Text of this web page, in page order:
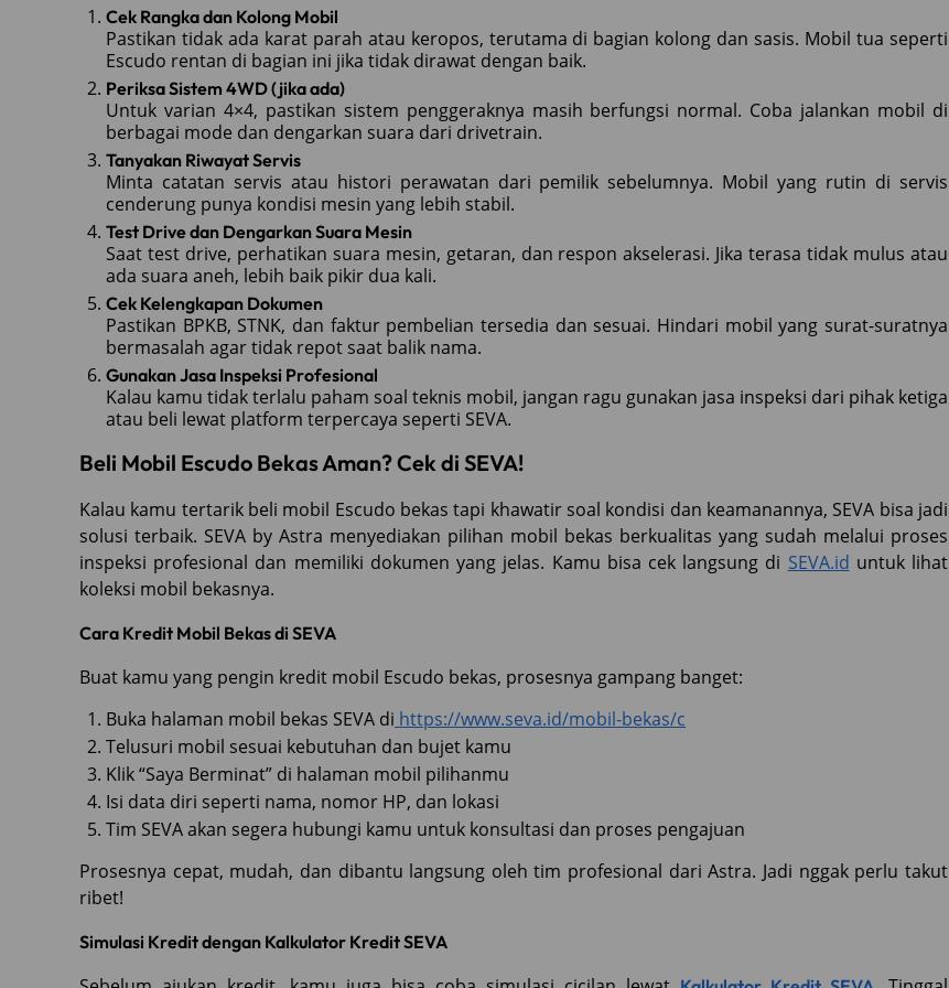
Cek Rangka dan Kolong Mobil
Pastikan tidak ada karat parah atau keropos, terutama di bagian kolong dan sasis. Mobil tua seperti
Escudo rentan di bagian ini jika tidak dirawat dengan baik.
Periksa Sistem 4WD (jika ada)
Untuk varian 4×4, pastikan sistem penggeraknya masih berfungsi normal. Coba jalankan mobil di
berbagai mode dan dengarkan suara dari drivetrain.
Tanyakan Riwayat Servis
Minta catatan servis atau histori perawatan dari pemilik sebelumnya. Mobil yang rutin di servis
cenderung punya kondisi mesin yang lebih stabil.
Test Drive dan Dengarkan Suara Mesin
Saat test drive, perhatikan suara mesin, getaran, dan respon akselerasi. Jika terasa tidak mulus atau
ada suara aneh, lebih baik pikir dua kali.
Cek Kelengkapan Dokumen
Pastikan BPKB, STNK, dan faktur pembelian tersedia dan sesuai. Hindari mobil yang surat-suratnya
bermasalah agar tidak repot saat balik nama.
Gunakan Jasa Inspeksi Profesional
Kalau kamu tidak terlalu paham soal teknis mobil, jangan ragu gunakan jasa inspeksi dari pihak ketiga
atau beli lewat platform terpercaya seperti SEVA.
Beli Mobil Escudo Bekas Aman? Cek di SEVA!
Kalau kamu tertarik beli mobil Escudo bekas tapi khawatir soal kondisi dan keamanannya, SEVA bisa jadi
solusi terbaik. SEVA by Astra menyediakan pilihan mobil bekas berkualitas yang sudah melalui proses
inspeksi profesional dan memiliki dokumen yang jelas. Kamu bisa cek langsung di SEVA.id untuk lihat
koleksi mobil bekasnya.
Cara Kredit Mobil Bekas di SEVA
Buat kamu yang pengin kredit mobil Escudo bekas, prosesnya gampang banget:
Buka halaman mobil bekas SEVA di https://www.seva.id/mobil-bekas/c
Telusuri mobil sesuai kebutuhan dan bujet kamu
Klik “Saya Berminat” di halaman mobil pilihanmu
Isi data diri seperti nama, nomor HP, dan lokasi
Tim SEVA akan segera hubungi kamu untuk konsultasi dan proses pengajuan
Prosesnya cepat, mudah, dan dibantu langsung oleh tim profesional dari Astra. Jadi nggak perlu takut
ribet!
Simulasi Kredit dengan Kalkulator Kredit SEVA